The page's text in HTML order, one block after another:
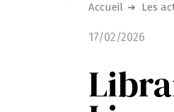
Accueil Les
17/02/2026